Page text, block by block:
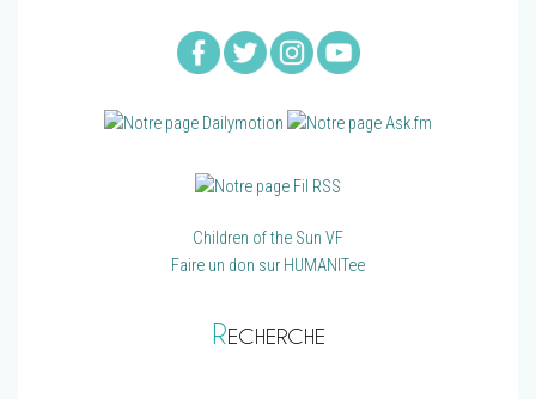
Children of the Sun VF
Faire un don sur HUMANITee
RECHERCHE